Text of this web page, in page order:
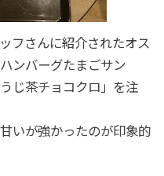
フさんに紹介されたオス
ンバーグたまごサン
じ茶チョコクロ」を注
いが強かったのが印象的